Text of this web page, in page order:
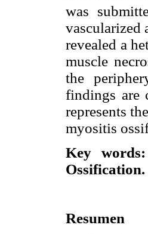
was
vascularized
revealed a
muscle
the
findings are
represents
myositis
Key
Ossification.
Resumen